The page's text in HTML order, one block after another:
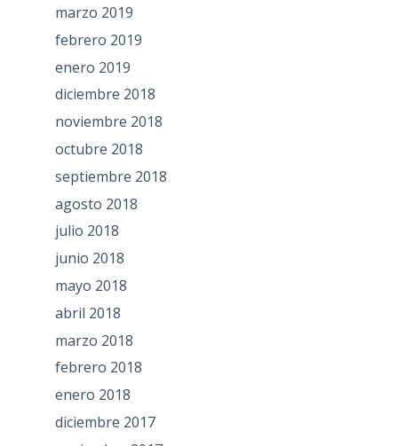
marzo 2019
febrero 2019
enero 2019
diciembre 2018
noviembre 2018
octubre 2018
septiembre 2018
agosto 2018
julio 2018
junio 2018
mayo 2018
abril 2018
marzo 2018
febrero 2018
enero 2018
diciembre 2017